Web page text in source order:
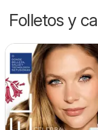
Folletos y